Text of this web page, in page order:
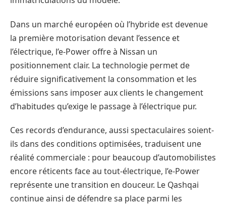
Dans un marché européen où l’hybride est devenue
la première motorisation devant l’essence et
l’électrique, l’e-Power offre à Nissan un
positionnement clair. La technologie permet de
réduire significativement la consommation et les
émissions sans imposer aux clients le changement
d’habitudes qu’exige le passage à l’électrique pur.
Ces records d’endurance, aussi spectaculaires soient-
ils dans des conditions optimisées, traduisent une
réalité commerciale : pour beaucoup d’automobilistes
encore réticents face au tout-électrique, l’e-Power
représente une transition en douceur. Le Qashqai
continue ainsi de défendre sa place parmi les